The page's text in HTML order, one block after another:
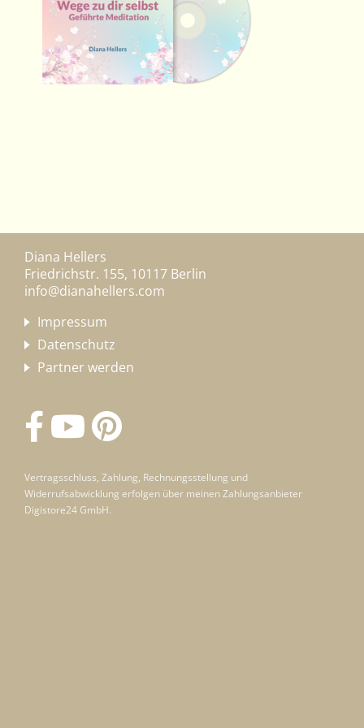
Diana Hellers
Friedrichstr. 155, 10117 Berlin
info@dianahellers.com
Impressum
Datenschutz
Partner werden
Vertragsschluss, Zahlung, Rechnungsstellung und
Widerrufsabwicklung erfolgen über meinen Zahlungsanbieter
Digistore24 GmbH.